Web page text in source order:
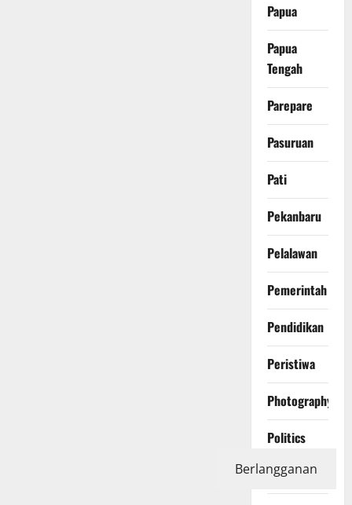
Papua
Papua
Tengah
Parepare
Pasuruan
Pati
Pekanbaru
Pelalawan
Pemerintah
Pendidikan
Peristiwa
Photography
Politics
Polri
Berlangganan